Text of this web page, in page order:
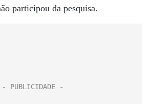
participou da pesquisa.